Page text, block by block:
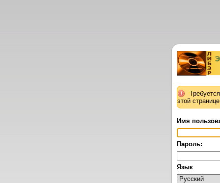
этой странице
Имя
Пароль:
Язык